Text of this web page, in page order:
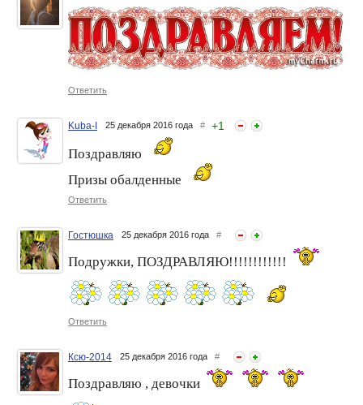
Ответить
Kuba-I 25 декабря 2016 года # +1
Поздравляю
Призы обалденные
Ответить
Гостюшка 25 декабря 2016 года #
Подружки, ПОЗДРАВЛЯЮ!!!!!!!!!!!!
Ответить
Ксю-2014 25 декабря 2016 года #
Поздравляю , девочки